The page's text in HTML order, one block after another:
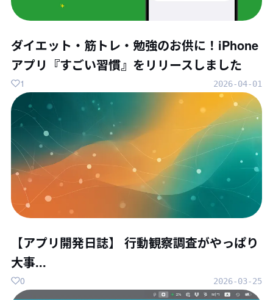
ダイエット・筋トレ・勉強のお供に！iPhone
アプリ『すごい習慣』をリリースしました
2026-04-01
1
【アプリ開発日誌】 行動観察調査がやっぱり
大事...
2026-03-25
0